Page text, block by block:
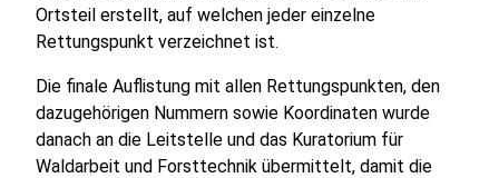
Ortsteil erstellt, auf welchen jeder einzelne
Rettungspunkt verzeichnet ist.
Die finale Auflistung mit allen Rettungspunkten, den
dazugehörigen Nummern sowie Koordinaten wurde
danach an die Leitstelle und das Kuratorium für
Waldarbeit und Forsttechnik übermittelt, damit die